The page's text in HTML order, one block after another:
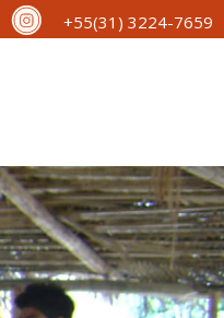
+55(31) 3224-7659